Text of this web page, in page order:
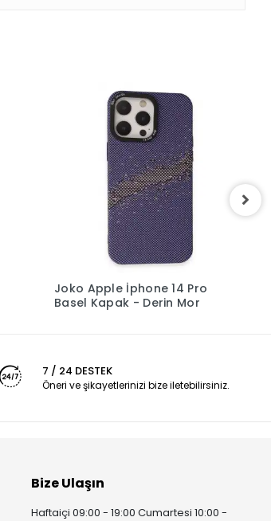
Joko Apple İphone 14 Pro
Basel Kapak - Derin Mor
7 / 24 DESTEK
Öneri ve şikayetlerinizi bize iletebilirsiniz.
Bize Ulaşın
Haftaiçi 09:00 - 19:00 Cumartesi 10:00 -